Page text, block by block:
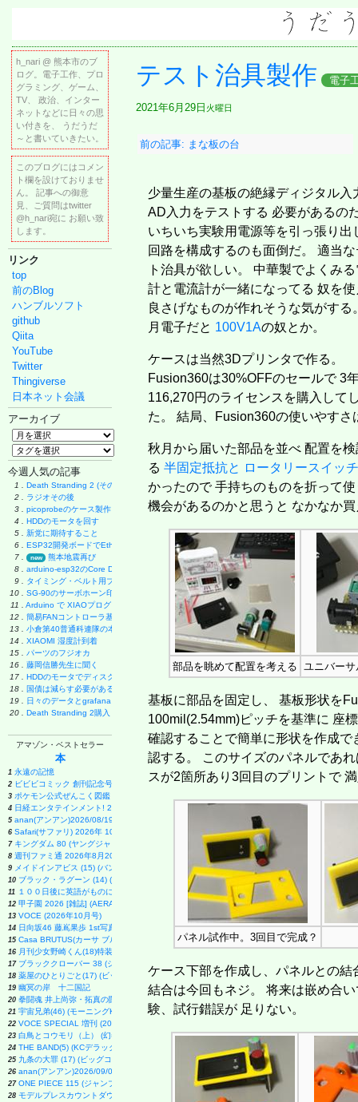
h_nari @ 熊本市のブ
ログ。電子工作、プロ
グラミング、ゲーム、
TV、 政治、インター
ネットなどに日々の思
い付きを、 うだうだ
～と書いていきたい。
このブログにはコメン
ト欄を設けておりませ
ん。 記事への御意
見、ご質問はtwitter
@h_nari宛に お願い致
します。
リンク
top
前のBlog
ハンブルソフト
github
Qiita
YouTube
Twitter
Thingiverse
日本ネット会議
アーカイブ
今週人気の記事
1 .
Death Stranding 2 (その後)
2 .
ラジオその後
3 .
picoprobeのケース製作
4 .
HDDのモータを回す
5 .
新党に期待すること
6 .
ESP32開発ボードでEthernet実験
7 .
new
熊本地震再び
8 .
arduino-esp32のCore Debug Level
9 .
タイミング・ベルト用プーリーの製作
10 .
SG-90のサーボホーン印刷
11 .
Arduino で XIAOプログラミング
12 .
簡易FANコントローラ基板
13 .
小倉第40普通科連隊の本
14 .
XIAOMI 湿度計到着
15 .
パーツのフジオカ
16 .
藤岡信勝先生に聞く
17 .
HDDのモータでディスク・グラインダー製作
18 .
国債は減らす必要があるのか
19 .
日々のデータとgrafana
20 .
Death Stranding 2購入
アマゾン・ベストセラー
本
1 永遠の記憶
2 ビビビコミック 創刊記念号 ([実用品])
3 ポケモン公式ぜんこく図鑑 1996-2026
4 日経エンタテインメント! 2026年 9 月号増刊【表紙：EBiDAN】
5 anan(アンアン)2026/08/19号 No.2507[愛とSEX／寺西拓人]
6 Safari(サファリ) 2026年 10 月号増刊 Special Edition [COVER:平野紫耀]
7 キングダム 80 (ヤングジャンプコミックス)
8 週刊ファミ通 2026年8月20・27日合併号 No.1959
9 メイドインアビス (15) (バンブーコミックス)
10 ブラック・ラグーン (14) (サンデーGXコミックス)
11 １００日後に英語がものになる１日１０分 ネイティブ英語書き写し
12 甲子園 2026 [雑誌] (AERA増刊)
13 VOCE (2026年10月号)
14 日向坂46 藤嶌果歩 1st写真集 果実の歩幅
15 Casa BRUTUS(カーサ ブルータス) 2026年 9月号[もっと学べる！動物園と水族館]
16 月刊少女野崎くん(18)特装版 セレクト小冊子「堀と鹿島編」付き (SEコミックスプレミアム)
17 ブラッククローバー 38 (ジャンプコミックス)
18 薬屋のひとりごと(17) (ビッグガンガンコミックス)
19 幽冥の岸 十二国記
20 拳闘魂 井上尚弥・拓真の闘い (講談社+α新書 907-1A)
21 宇宙兄弟(46) (モーニングKC)
22 VOCE SPECIAL 増刊 (2026年10月号)
23 白鳥とコウモリ（上） (幻冬舎文庫)
24 THE BAND(5) (KCデラックス)
25 九条の大罪 (17) (ビッグコミックス)
26 anan(アンアン)2026/09/02号 No.2509増刊 スペシャルエディション[ちいかわ]
27 ONE PIECE 115 (ジャンプコミックス)
28 モデルプレスカウントダウンマガジン vol.13 (TVガイドMOOK)
テスト治具製作 電子
2021年6月29日 火曜日
前の記事: まな板の台
少量生産の基板の絶縁ディジタル入
AD入力をテストする 必要があるの
いちいち実験用電源等を引っ張り出
回路を構成するのも面倒だ。 適当
ト治具が欲しい。 中華製でよくみ
計と電流計が一緒になってる 奴を
良さげなものが作れそうな気がする
月電子だと 100V1Aの奴とか。
ケースは当然3Dプリンタで作る。
Fusion360は30%OFFのセールで 3
116,270円のライセンスを購入して
た。 結局、Fusion360の使いやすさ
秋月から届いた部品を並べ 配置を
る 半固定抵抗と ロータリースイッチ
かったので 手持ちのものを折って
機会があるのかと思うと なかなか
部品を眺めて配置を考える ユニバー
基板に部品を固定し、 基板形状を
100mil(2.54mm)ピッチを基準に 座
確認することで簡単に形状を作成
認する。 このサイズのパネルであ
スが2箇所あり3回目のプリントで
パネル試作中。3回目で完成？
ケース下部を作成し、パネルとの
結合は今回もネジ。 将来は嵌め合
験、試行錯誤が 足りない。